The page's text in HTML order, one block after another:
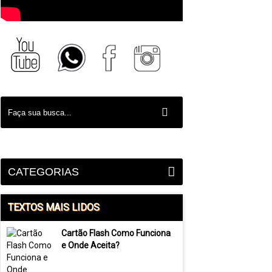
CATEGORIAS
TEXTOS MAIS LIDOS
Cartão Flash Como Funciona
e Onde Aceita?